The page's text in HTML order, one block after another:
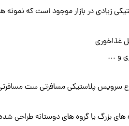
زیادی در بازار موجود است که نمونه
غذاخوری
و …
پلاستیکی مسافرتی ست مسافرتی ۷۲ پارچه
های بزرگ یا گروه های دوستانه طراحی